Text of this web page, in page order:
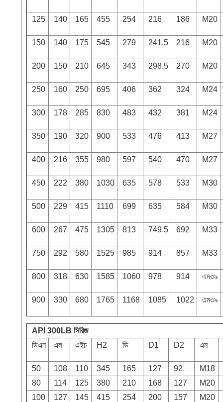
125 140 165 455 254 216 186 M20
150 140 175 545 279 241.5 216 M20
200 150 210 645 343 298.5 270 M20
250 160 250 695 406 362 324 M24
300 178 285 830 483 432 381 M24
350 190 320 900 533 476 413 M27
400 216 355 980 597 540 470 M27
450 222 380 1030 635 578 533 M30
500 229 415 1110 699 635 584 M30
600 267 475 1305 813 749.5 692 M33
750 292 580 1525 985 914 857 M33
800 318 630 1585 1060 978 914 এম৩৯
900 330 680 1765 1168 1085 1022 এম৩৯
API 300LB সিরিজ
ডিএন
এল এইচ H2 ডি D1 D2 এম
50 108 110 345 165 127 92
M18
80
114 125 380 210 168 127
M20
100
127 145 415 254 200 157
M20